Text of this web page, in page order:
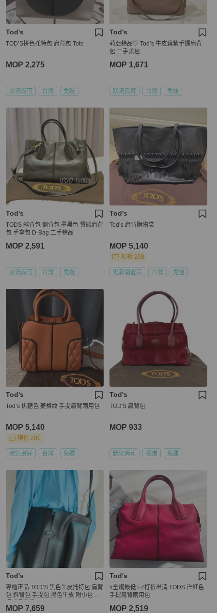
Tod's
TOD’S拼色托特包 肩背包 Tote
MOP 2,275
狀況尚可 台灣 免運
Tod's
莉亞精品♡ Tod’s 牛皮藕紫手提肩背
包 二手美包
MOP 1,671
狀況良好 台灣 免運
Tod's
TODS 斜背包 側背包 墨黑色 質感肩背
包 手拿包 D-Bag 二手精品
MOP 2,591
狀況尚可 台灣 免運
Tod's
Tod’s 肩背購物袋
MOP 5,140
現折 200
近新閒置品 台灣 免運
Tod's
Tod’s 焦糖色 菱格紋 手提肩背兩用包
MOP 5,140
現折 200
狀況良好 台灣 免運
Tod's
TOD'S 肩背包
MOP 933
狀況尚可 香港 免運
Tod's
專櫃正品 TOD’S 黑色牛皮托特包 肩背
包 斜背包 手提包 黑色牛皮 附小包 可
MOP 7,659
Tod's
#全網最低✨#打折出清 TODS 洋紅色
手提肩背兩用包
MOP 2,519